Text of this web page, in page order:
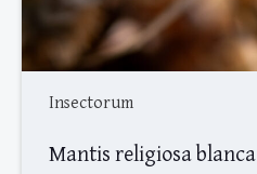
Insectorum
Mantis religiosa blanca